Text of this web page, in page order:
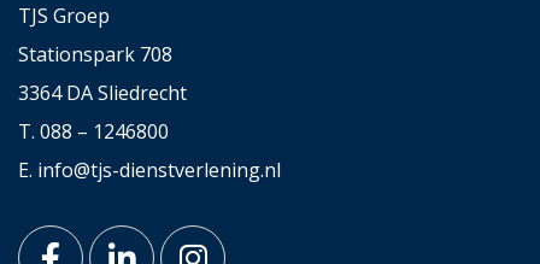
TJS Groep
Stationspark 708
3364 DA Sliedrecht
T. 088 – 1246800
E. info@tjs-dienstverlening.nl